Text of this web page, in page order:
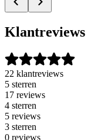
Klantreviews
22 klantreviews
5 sterren
17 reviews
4 sterren
5 reviews
3 sterren
0 reviews